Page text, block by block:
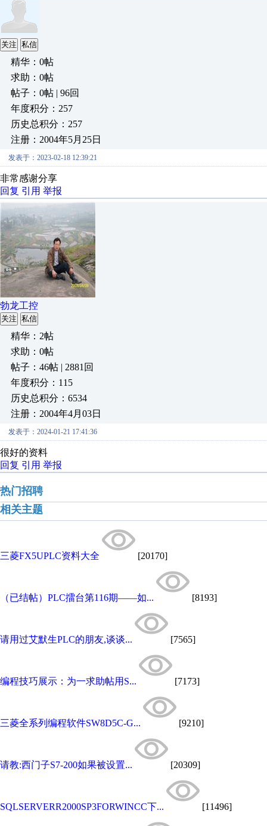
关注 私信
精华：0帖
求助：0帖
帖子：0帖 | 96回
年度积分：257
历史总积分：257
注册：2004年5月25日
发表于：2023-02-18 12:39:21
非常感谢分享
回复 引用 举报
勃龙工控
关注 私信
精华：2帖
求助：0帖
帖子：46帖 | 2881回
年度积分：115
历史总积分：6534
注册：2004年4月03日
发表于：2024-01-21 17:41:36
很好的资料
回复 引用 举报
热门招聘
相关主题
三菱FX5UPLC资料大全 [20170]
（已结帖）PLC擂台第116期——如... [8193]
请用过艾默生PLC的朋友,谈谈... [7565]
编程技巧展示：为一求助帖用S... [7173]
三菱全系列编程软件SW8D5C-G... [9210]
请教:西门子S7-200如果被设置... [20309]
SQLSERVERR2000SP3FORWINCC下... [11496]